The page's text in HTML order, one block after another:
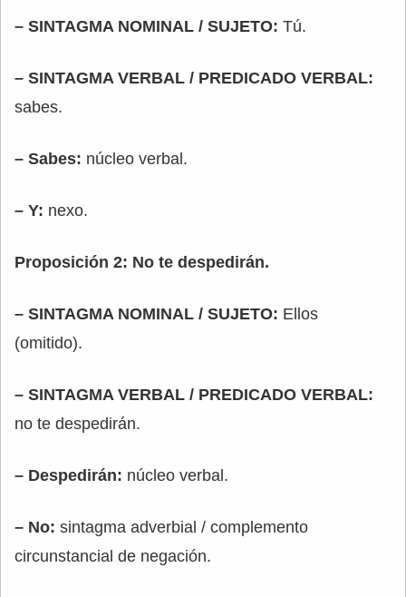
– SINTAGMA NOMINAL / SUJETO: Tú.
– SINTAGMA VERBAL / PREDICADO VERBAL:
sabes.
– Sabes: núcleo verbal.
– Y: nexo.
Proposición 2: No te despedirán.
– SINTAGMA NOMINAL / SUJETO: Ellos
(omitido).
– SINTAGMA VERBAL / PREDICADO VERBAL:
no te despedirán.
– Despedirán: núcleo verbal.
– No: sintagma adverbial / complemento
circunstancial de negación.